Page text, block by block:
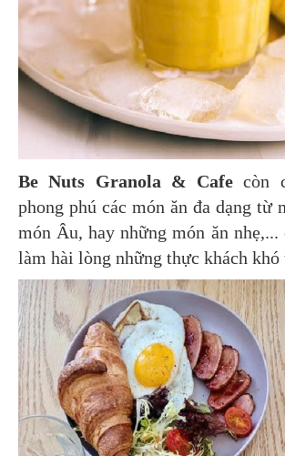
Be Nuts Granola & Cafe còn
phong phú các món ăn đa dạng từ
món Âu, hay những món ăn nhẹ,...
làm hài lòng những thực khách khó